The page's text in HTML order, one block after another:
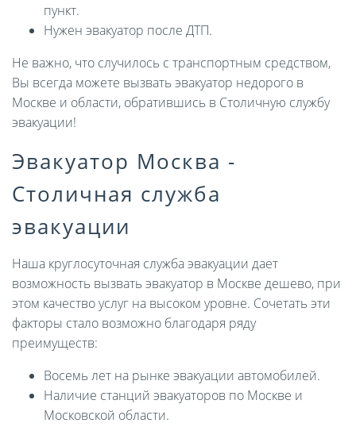
пункт.
Нужен эвакуатор после ДТП.
Не важно, что случилось с транспортным средством,
Вы всегда можете вызвать эвакуатор недорого в
Москве и области, обратившись в Столичную службу
эвакуации!
Эвакуатор Москва -
Столичная служба
эвакуации
Наша круглосуточная служба эвакуации дает
возможность вызвать эвакуатор в Москве дешево, при
этом качество услуг на высоком уровне. Сочетать эти
факторы стало возможно благодаря ряду
преимуществ:
Восемь лет на рынке эвакуации автомобилей.
Наличие станций эвакуаторов по Москве и
Московской области.